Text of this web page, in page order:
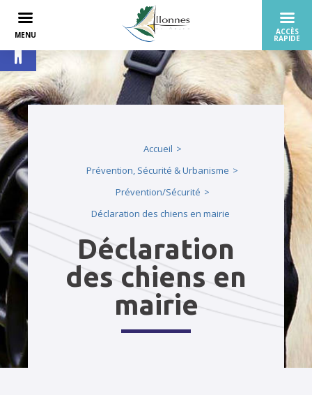
Ouvrir la barre d’outils
Accueil
Prévention, Sécurité & Urbanisme
Prévention/Sécurité
Déclaration des chiens en mairie
Déclaration
des chiens en
mairie